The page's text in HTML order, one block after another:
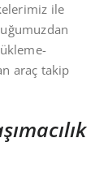
ile
araç takip